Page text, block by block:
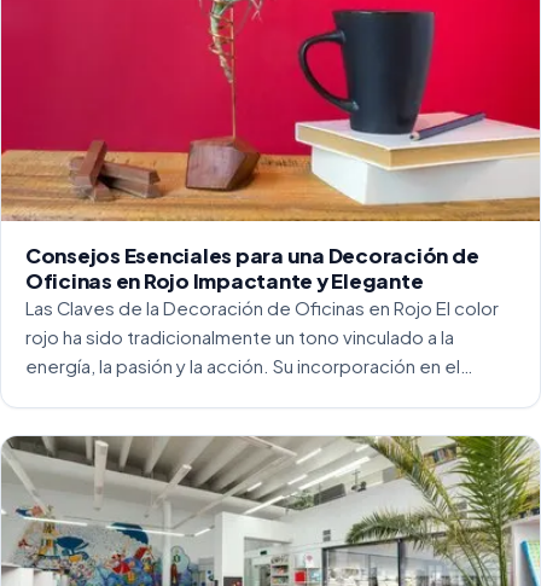
Consejos Esenciales para una Decoración de
Oficinas en Rojo Impactante y Elegante
Las Claves de la Decoración de Oficinas en Rojo El color
rojo ha sido tradicionalmente un tono vinculado a la
energía, la pasión y la acción. Su incorporación en el